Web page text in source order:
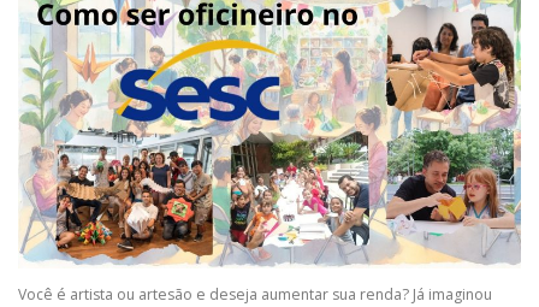
Você é artista ou artesão e deseja aumentar sua renda? Já imaginou